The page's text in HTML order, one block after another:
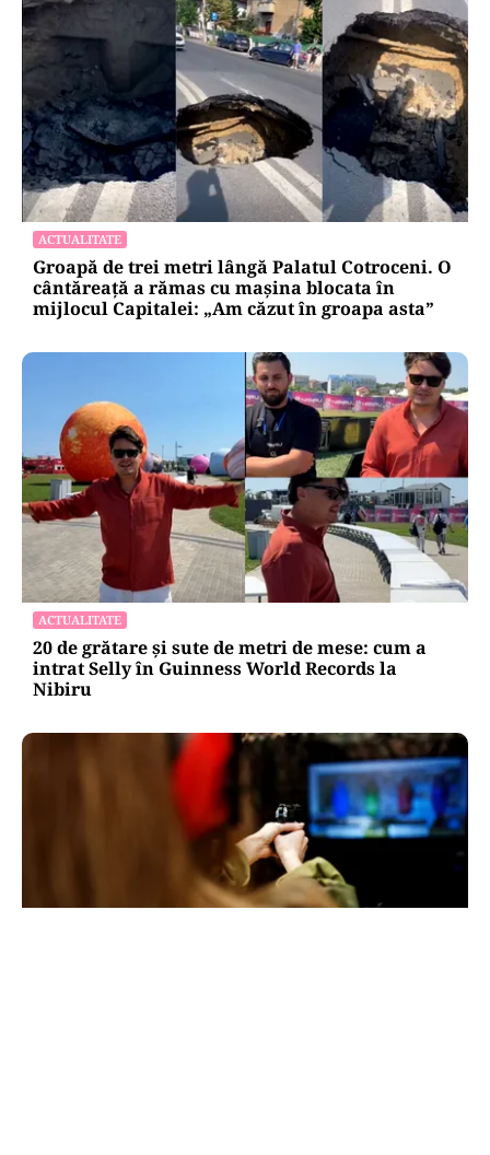
ACTUALITATE
Groapă de trei metri lângă Palatul Cotroceni. O
cântăreață a rămas cu mașina blocata în
mijlocul Capitalei: „Am căzut în groapa asta”
ACTUALITATE
20 de grătare și sute de metri de mese: cum a
intrat Selly în Guinness World Records la
Nibiru